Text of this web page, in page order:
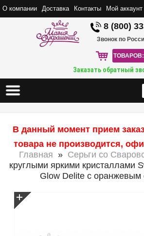
О компании Доставка Контакты Мой аккаунт
8 (800)
Звонок по
ТОВАРОВ:
Заказать обратный
В данный момент прием
товара не производится,
Главная » Серьги со
круглыми яркими кристаллами
Glow Delite с оранжевым